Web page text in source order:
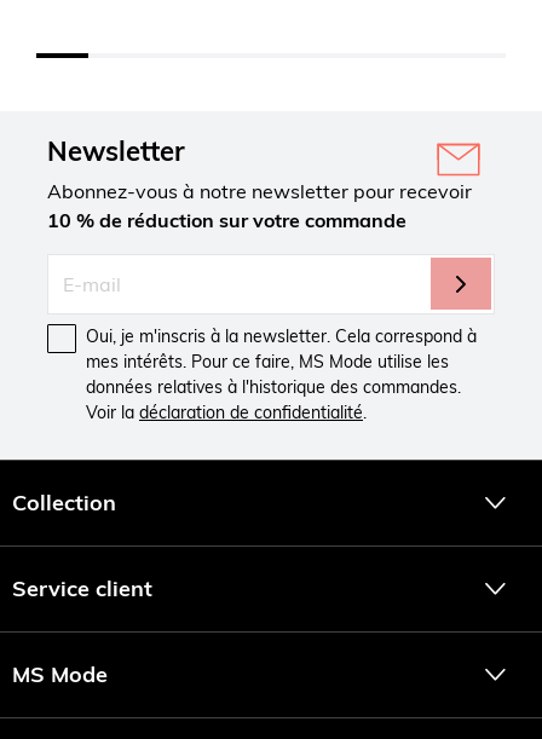
Newsletter
Abonnez-vous à notre newsletter pour recevoir
10 % de réduction sur votre commande
Oui, je m'inscris à la newsletter. Cela correspond à
mes intérêts. Pour ce faire, MS Mode utilise les
données relatives à l'historique des commandes.
Voir la déclaration de confidentialité
Collection
Service client
MS Mode